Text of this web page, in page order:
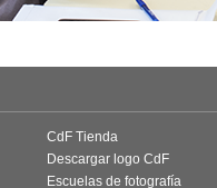
CdF Tienda
Descargar logo CdF
Escuelas de fotografía